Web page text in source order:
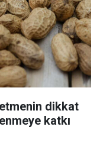
dikkat
katkı